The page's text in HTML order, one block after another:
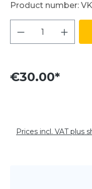
Product number:
Product
€30.00*
Prices incl. VAT plus